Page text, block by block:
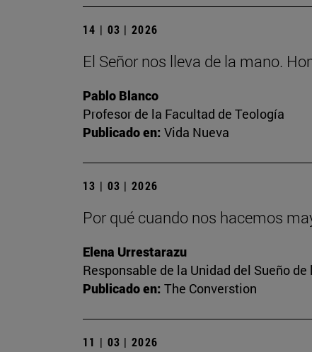
14 | 03 | 2026
El Señor nos lleva de la mano.
Pablo Blanco
Profesor de la Facultad de Teología
Publicado en: Vida Nueva
13 | 03 | 2026
Por qué cuando nos hacemos
Elena Urrestarazu
Responsable de la Unidad del Sueño
Publicado en: The Converstion
11 | 03 | 2026